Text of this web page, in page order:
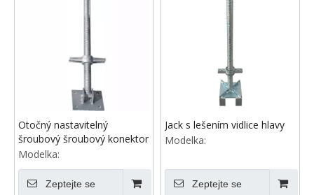
Otočný nastavitelný
šroubový šroubový konektor
Modelka:
Zeptejte se
Jack s lešením vidlice hlavy
Modelka:
Zeptejte se